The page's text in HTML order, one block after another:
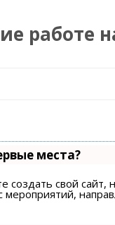
работе
места?
создать свой
мероприятий,